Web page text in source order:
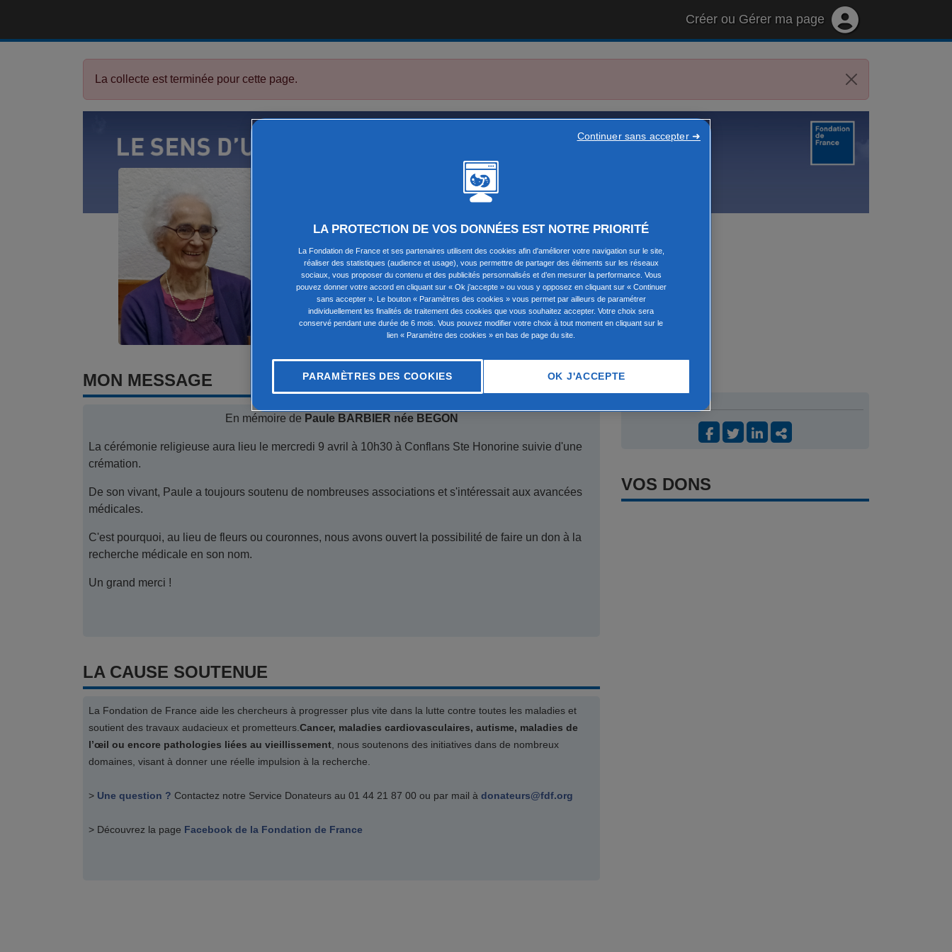
Créer ou Gérer ma page
La collecte est terminée pour cette page.
EN MÉMOIRE DE PAULE BARBIER NÉE
BEGON
par Famille BARBIER
MON MESSAGE
En mémoire de Paule BARBIER née BEGON
La cérémonie religieuse aura lieu le mercredi 9 avril à 10h30 à Conflans Ste Honorine suivie d'une
crémation.
De son vivant, Paule a toujours soutenu de nombreuses associations et s'intéressait aux avancées
médicales.
C'est pourquoi, au lieu de fleurs ou couronnes, nous avons ouvert la possibilité de faire un don à la
recherche médicale en son nom.
Un grand merci !
LA CAUSE SOUTENUE
La Fondation de France aide les chercheurs à progresser plus vite dans la lutte contre toutes les maladies et
soutient des travaux audacieux et prometteurs. Cancer, maladies cardiovasculaires, autisme, maladies de
l’œil ou encore pathologies liées au vieillissement , nous soutenons des initiatives dans de nombreux
domaines, visant à donner une réelle impulsion à la recherche.
> Une question ? Contactez notre Service Donateurs au 01 44 21 87 00 ou par mail à donateurs@fdf.org
> Découvrez la page Facebook de la Fondation de France
VOS DONS
LA PROTECTION DE VOS DONNÉES EST NOTRE PRIORITÉ
La Fondation de France et ses partenaires utilisent des cookies afin d'améliorer votre navigation sur le site,
réaliser des statistiques (audience et usage), vous permettre de partager des éléments sur les réseaux
sociaux, vous proposer du contenu et des publicités personnalisés et d’en mesurer la performance. Vous
pouvez donner votre accord en cliquant sur « Ok j’accepte » ou vous y opposez en cliquant sur « Continuer
sans accepter ». Le bouton « Paramètres des cookies » vous permet par ailleurs de paramétrer
individuellement les finalités de traitement des cookies que vous souhaitez accepter. Votre choix sera
conservé pendant une durée de 6 mois. Vous pouvez modifier votre choix à tout moment en cliquant sur le
lien « Paramètre des cookies » en bas de page du site.
PARAMÈTRES DES COOKIES OK J'ACCEPTE
Continuer sans accepter ➜